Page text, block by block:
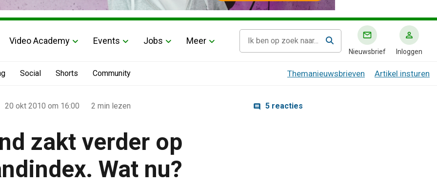
Video Academy Events Jobs Meer
Nieuwsbrief Inloggen
Social Shorts Community Themanieuwsbrieven Artikel insturen
20 okt 2010 om 16:00 2 min lezen 5 reacties
zakt verder op
Wat nu?